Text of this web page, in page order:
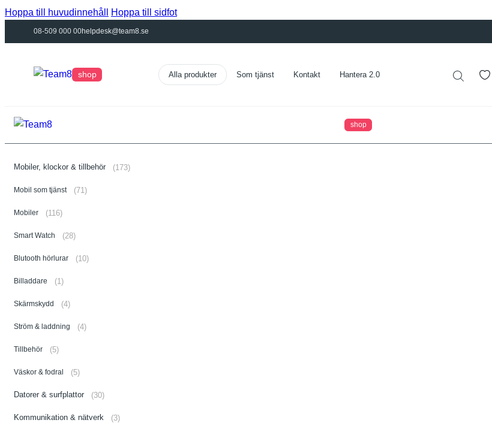
Hoppa till huvudinnehåll Hoppa till sidfot
08-509 000 00helpdesk@team8.se
shop Som tjänst Kontakt Hantera 2.0
shop
Mobiler, klockor & tillbehör (173)
Mobil som tjänst (71)
Mobiler (116)
Smart Watch (28)
Blutooth hörlurar (10)
Billaddare (1)
Skärmskydd (4)
Ström & laddning (4)
Tillbehör (5)
Väskor & fodral (5)
Datorer & surfplattor (30)
Kommunikation & nätverk (3)